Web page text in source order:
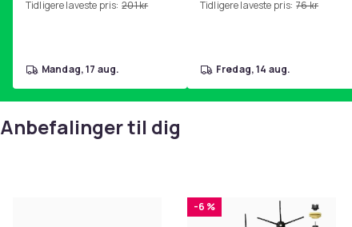
hjemmegymnastikk Pink
Tidligere laveste pris: 201 kr
mandag, 17 aug.
Tidligere laveste pris: 76 kr
fredag, 14 aug.
Anbefalinger til dig
-6 %